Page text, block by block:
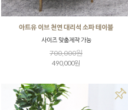
아트유 이브 천연 대리석 소파 테이블
사이즈 맞춤제작 가능
700,000원
490,000원